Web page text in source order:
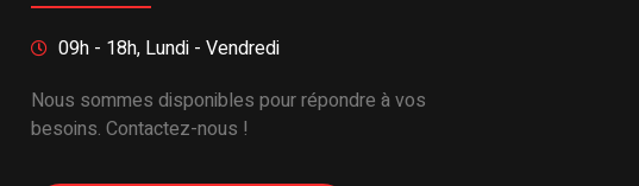
09h - 18h, Lundi - Vendredi
Nous sommes disponibles pour répondre à vos
besoins. Contactez-nous !